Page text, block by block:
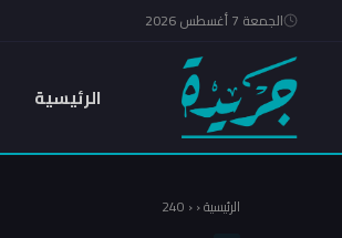
الجمعة 7 أغسطس 2026
الرئيسية
الرئيسية‹
‹
240